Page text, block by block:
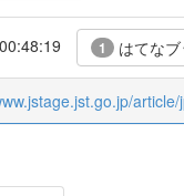
1 はてな